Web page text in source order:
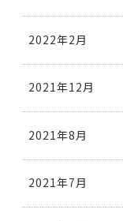
2022年2月
2021年12月
2021年8月
2021年7月